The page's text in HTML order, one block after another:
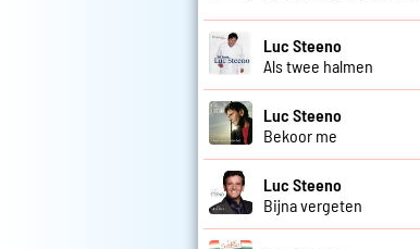
Luc Steeno
Als twee halmen
Luc Steeno
Bekoor me
Luc Steeno
Bijna vergeten